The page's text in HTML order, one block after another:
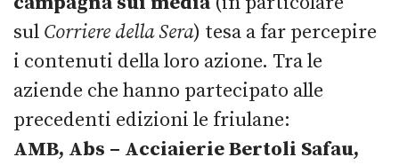
sul Corriere della Sera) tesa a far percepire
i contenuti della loro azione. Tra le
aziende che hanno partecipato alle
precedenti edizioni le friulane:
AMB, Abs – Acciaierie Bertoli Safau,